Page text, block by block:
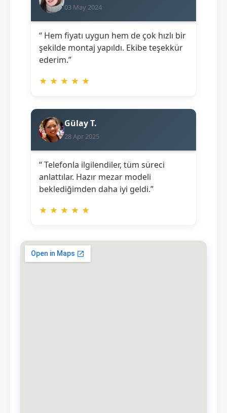
03 May 2024
“ Hem fiyatı uygun hem de çok hızlı bir
şekilde montaj yapıldı. Ekibe teşekkür
ederim.”
★ ★ ★ ★ ★
Gülay T.
28 Apr 2025
“ Telefonla ilgilendiler, tüm süreci
anlattılar. Hazır mezar modeli
beklediğimden daha iyi geldi.”
★ ★ ★ ★ ★